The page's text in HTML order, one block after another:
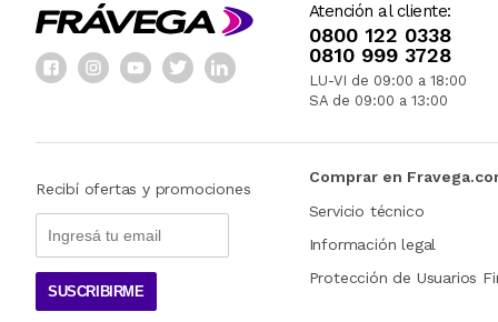
Atención al cliente:
0800 122 0338
0810 999 3728
LU-VI de 09:00 a 18:00
SA de 09:00 a 13:00
Recibí ofertas y promociones
SUSCRIBIRME
Comprar en
Servicio técnico
Información legal
Protección de Usuarios